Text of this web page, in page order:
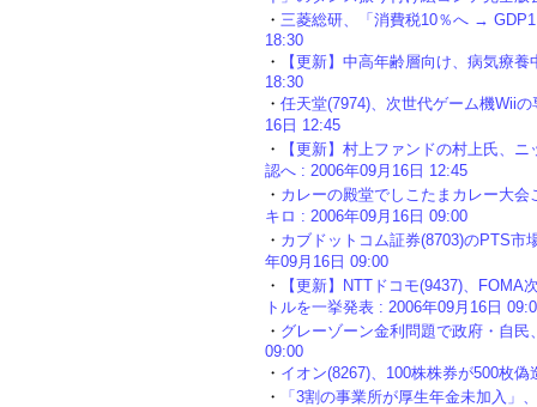
・ 三菱総研、「消費税10％へ →
18:30
・
【更新】中高年齢層向け、病気療
18:30
・ 任天堂(7974)、次世代ゲーム機Wii
16日 12:45
・
【更新】村上ファンドの村上氏、
認へ : 2006年09月16日 12:45
・ カレーの殿堂でしこたまカレー大
キロ : 2006年09月16日 09:00
・ カブドットコム証券(8703)のPTS市
年09月16日 09:00
・
【更新】NTTドコモ(9437)、
トルを一挙発表 : 2006年09月16日
・ グレーゾーン金利問題で政府・自
09:00
・ イオン(8267)、100株株券が500枚
・
「3割の事業所が厚生年金未加入